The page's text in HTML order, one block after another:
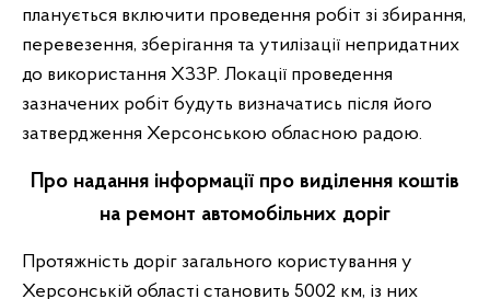
планується включити проведення робіт зі збирання,
перевезення, зберігання та утилізації непридатних
до використання ХЗЗР. Локації проведення
зазначених робіт будуть визначатись після його
затвердження Херсонською обласною радою.
Про надання інформації про виділення коштів
на ремонт автомобільних доріг
Протяжність доріг загального користування у
Херсонській області становить 5002 км, із них